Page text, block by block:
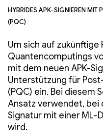
Hybrides APK-Signieren
(PQC)
Um sich auf
Quantencomputings
mit dem neuen APK-
Unterstützung für
(PQC) ein. Bei diesem
Ansatz verwendet, bei
Signatur mit einer ML-
wird.